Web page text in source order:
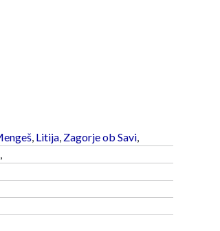
, Litija, Zagorje ob Savi,
,